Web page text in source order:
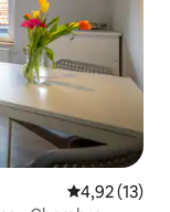
Évaluation
4,92 (13)